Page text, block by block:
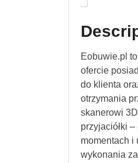
Eobuwie.pl
ofercie
do klienta
otrzymania
skanerowi
przyjaciółki
momentach i
wykonania